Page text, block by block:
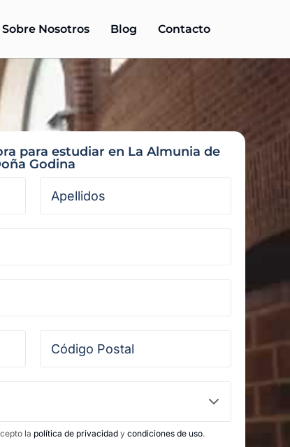
Sobre Nosotros Blog Contacto
para estudiar en La Almunia de
Godina
la política de privacidad y condiciones de uso.